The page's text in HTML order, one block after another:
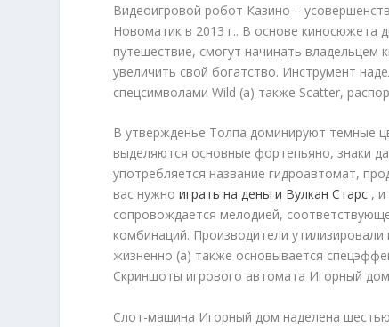
Видеоигровой робот Казино –
Новоматик в 2013 г.. В основе киносюжета
путешествие, смогут начинать владельцем
увеличить свой богатство. Инструмент
спецсимволами Wild (а) также Scatter,
В утвержденье Толпа доминируют темные
выделяются основные фортепьяно, знаки
употребляется название гидроавтомат,
вас нужноиграть на деньги Вулкан Старс ,
сопровождается мелодией,
комбинаций. Производители
жизненно (а) также основывается
Скриншоты игрового автомата Игорный
Слот-машина Игорный дом наделена